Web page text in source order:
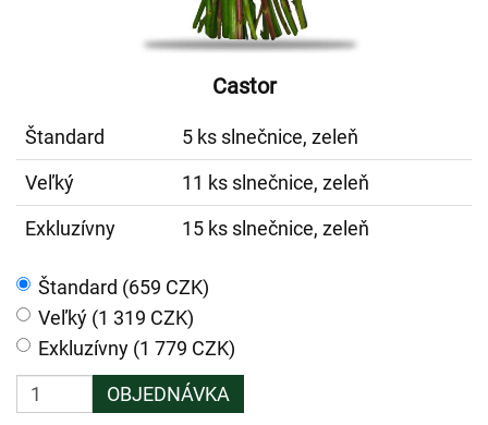
Castor
Štandard
5 ks slnečnice, zeleň
Veľký
11 ks slnečnice, zeleň
Exkluzívny
15 ks slnečnice, zeleň
Štandard (659 CZK)
Veľký (1 319 CZK)
Exkluzívny (1 779 CZK)
OBJEDNÁVKA